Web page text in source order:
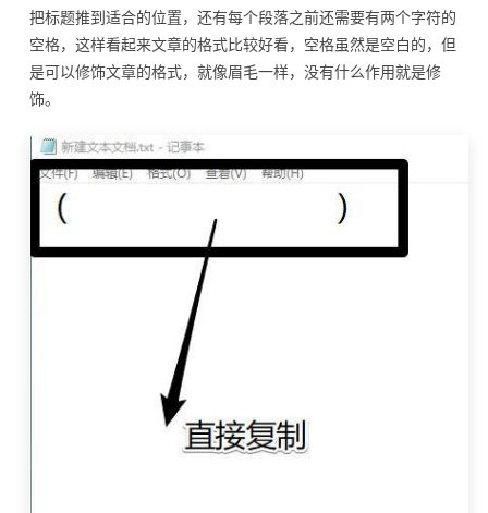
把标题推到适合的位置，还有每个段落之前还需要有两个字符的
空格，这样看起来文章的格式比较好看，空格虽然是空白的，但
是可以修饰文章的格式，就像眉毛一样，没有什么作用就是修
饰。